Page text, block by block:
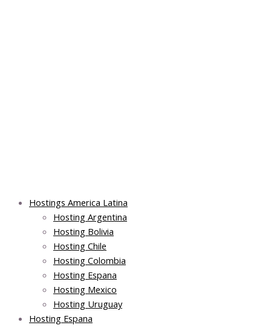
Hostings America Latina
Hosting Argentina
Hosting Bolivia
Hosting Chile
Hosting Colombia
Hosting Espana
Hosting Mexico
Hosting Uruguay
Hosting Espana